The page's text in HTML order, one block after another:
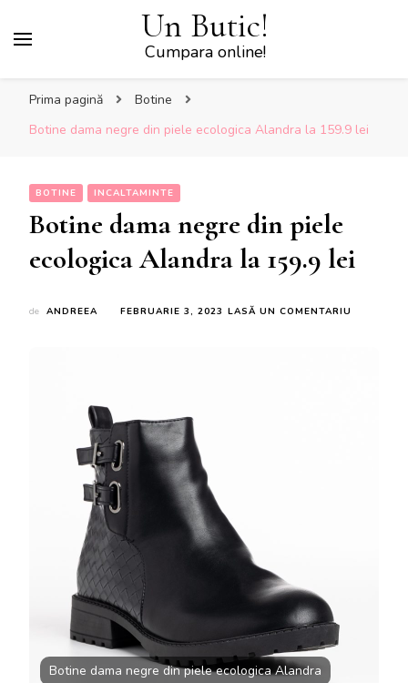
Un Butic!
Cumpara online!
Prima pagină
Botine
Botine dama negre din piele ecologica Alandra la 159.9 lei
BOTINE INCALTAMINTE
Botine dama negre din piele
ecologica Alandra la 159.9 lei
de ANDREEA FEBRUARIE 3, 2023 LASĂ UN COMENTARIU
Botine dama negre din piele ecologica Alandra